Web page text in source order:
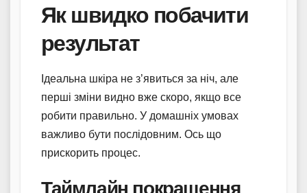
Як швидко побачити
результат
Ідеальна шкіра не з’явиться за ніч, але
перші зміни видно вже скоро, якщо все
робити правильно. У домашніх умовах
важливо бути послідовним. Ось що
прискорить процес.
Таймлайн покращення